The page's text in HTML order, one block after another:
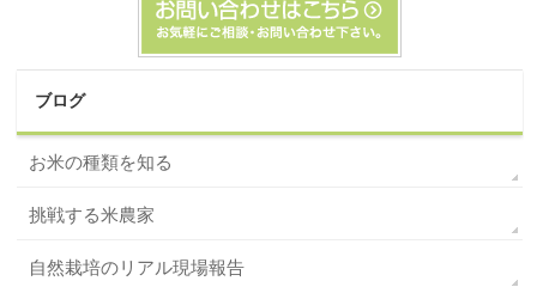
ブログ
お米の種類を知る
挑戦する米農家
自然栽培のリアル現場報告